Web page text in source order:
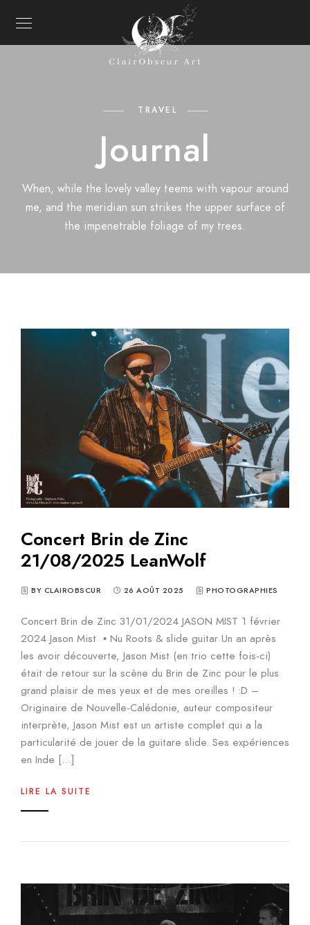
TRAVEL
Journal
When, while the lovely valley teems with vapour around
me, and the meridian sun strikes the upper surface of
the impenetrable foliage of my trees.
Concert Brin de Zinc
21/08/2025 LeanWolf
BY CLAIROBSCUR 26 AOÛT 2025 PHOTOGRAPHIES
Concert Brin de Zinc 31/01/2024 JASON MIST 1 février
2024 Jason Mist • Nu Roots & slide guitar Un an après
les avoir découverte, Jason Mist (en trio cette fois-ci)
était de retour sur la scène du Brin de Zinc pour le plus
grand plaisir de mes yeux et de mes oreilles ! :D –
Originaire de Nouvelle-Calédonie, auteur compositeur
interprète, Jason Mist est un artiste complet qui a la
particularité de jouer de la guitare slide. Ses expériences
en Inde […]
LIRE LA SUITE